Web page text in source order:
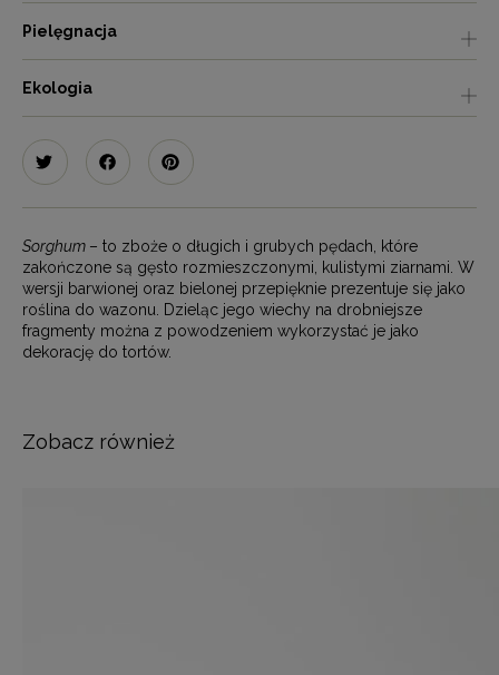
Pielęgnacja
Ekologia
Sorghum – to zboże o długich i grubych pędach, które
zakończone są gęsto rozmieszczonymi, kulistymi ziarnami. W
wersji barwionej oraz bielonej przepięknie prezentuje się jako
roślina do wazonu. Dzieląc jego wiechy na drobniejsze
fragmenty można z powodzeniem wykorzystać je jako
dekorację do tortów.
Zobacz również